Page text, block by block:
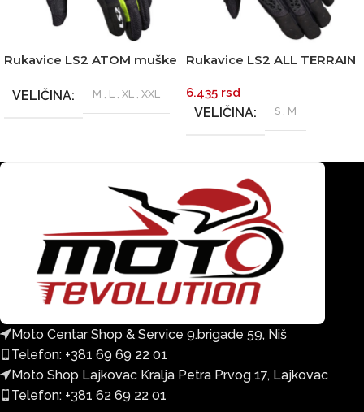
Rukavice LS2 ATOM muške
VELIČINA
M , L , XL , XXL
Rukavice LS2 ALL TERRAIN
6.435 rsd
VELIČINA S , M
Moto Centar Shop & Service 9.brigade 59, Niš
Telefon: +381 69 69 22 01
Moto Shop Lajkovac Kralja Petra Prvog 17, Lajkovac
Telefon: +381 62 69 22 01